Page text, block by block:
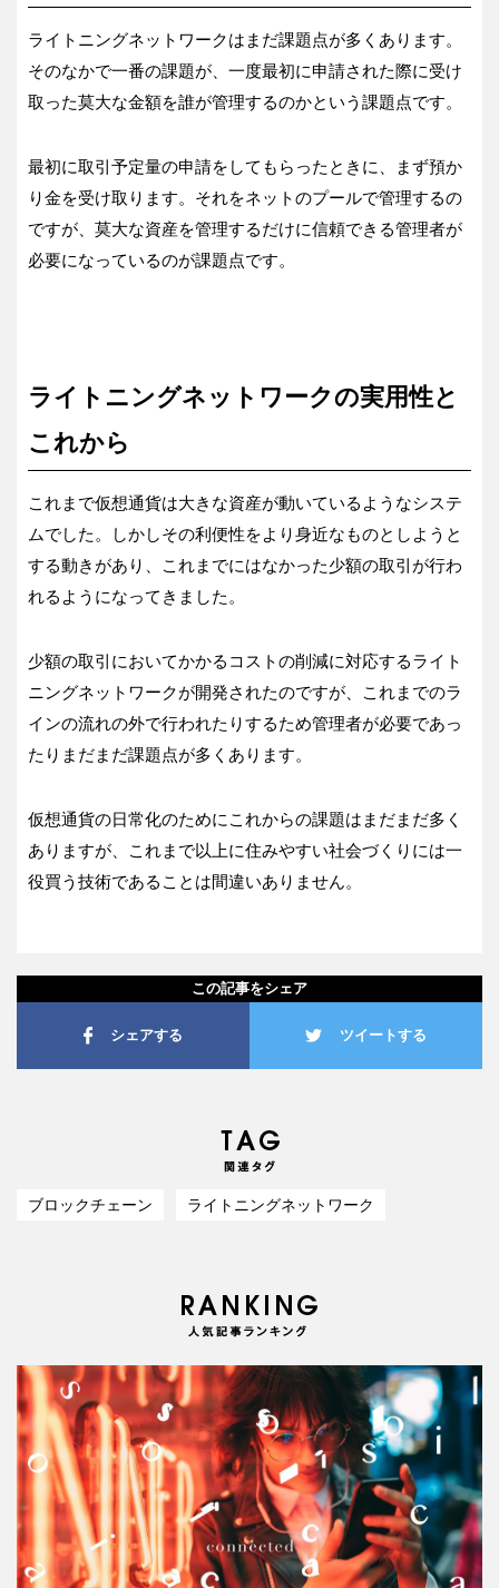
ライトニングネットワークはまだ課題点が多くあります。
そのなかで一番の課題が、一度最初に申請された際に受け
取った莫大な金額を誰が管理するのかという課題点です。
最初に取引予定量の申請をしてもらったときに、まず預か
り金を受け取ります。それをネットのプールで管理するの
ですが、莫大な資産を管理するだけに信頼できる管理者が
必要になっているのが課題点です。
ライトニングネットワークの実用性と
これから
これまで仮想通貨は大きな資産が動いているようなシステ
ムでした。しかしその利便性をより身近なものとしようと
する動きがあり、これまでにはなかった少額の取引が行わ
れるようになってきました。
少額の取引においてかかるコストの削減に対応するライト
ニングネットワークが開発されたのですが、これまでのラ
インの流れの外で行われたりするため管理者が必要であっ
たりまだまだ課題点が多くあります。
仮想通貨の日常化のためにこれからの課題はまだまだ多く
ありますが、これまで以上に住みやすい社会づくりには一
役買う技術であることは間違いありません。
この記事をシェア
シェアする ツイートする
ブロックチェーン ライトニングネットワーク